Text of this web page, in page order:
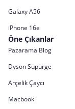
Galaxy A56
iPhone 16e
Öne Çıkanlar
Pazarama Blog
Dyson Süpürge
Arçelik Çaycı
Macbook